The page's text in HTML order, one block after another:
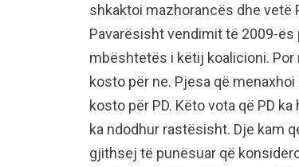
shkaktoi mazhorancës dhe vetë
Pavarësisht vendimit të 2009-
mbështetës i këtij koalicioni.
kosto për ne. Pjesa që
kosto për PD. Këto vota që PD
ka ndodhur rastësisht. Dje kam
gjithsej të punësuar që